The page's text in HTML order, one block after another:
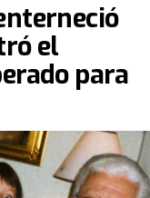
el
para